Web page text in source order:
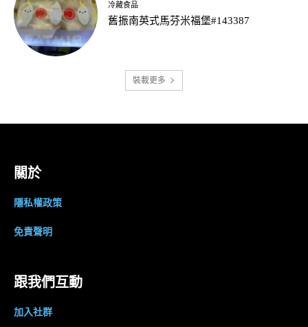
冷藏食品
舊振南英式馬芬米福堡#143387
裝載更多
關於
隱私權政策
免責聲明
跟我們互動
加入社群